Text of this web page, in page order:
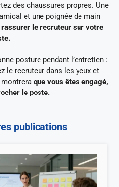
des chaussures propres. Une
et une poignée de main
rassurer le recruteur sur votre
posture pendant l’entretien :
le recruteur dans les yeux et
montrera que vous êtes engagé,
le poste.
publications